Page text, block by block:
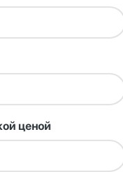
ценой